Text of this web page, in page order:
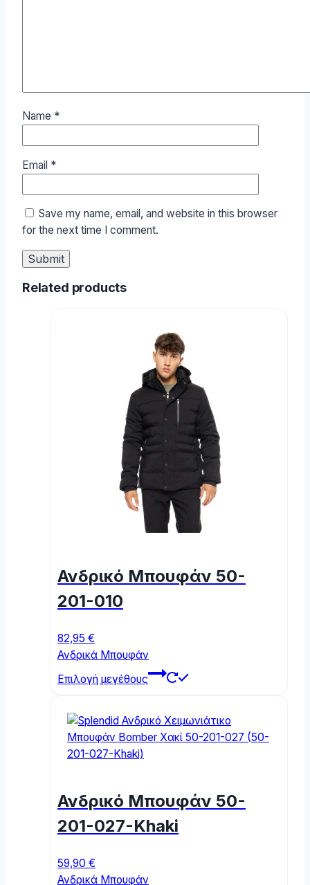
Name *
Email *
Save my name, email, and website in this browser
for the next time I comment.
Related products
Ανδρικό Μπουφάν 50-
201-010
82,95 €
Ανδρικά Μπουφάν
Επιλογή μεγέθους
multiple
variants.
be
Ανδρικό Μπουφάν 50-
201-027-Khaki
59,90 €
Ανδρικά Μπουφάν